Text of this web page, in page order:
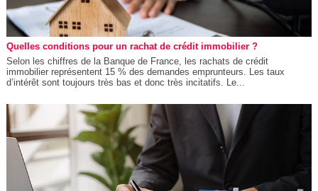
Quelles conditions pour un rachat de crédit immobilier ?
Selon les chiffres de la Banque de France, les rachats de crédit
immobilier représentent 15 % des demandes emprunteurs. Les taux
d’intérêt sont toujours très bas et donc très incitatifs. Le...